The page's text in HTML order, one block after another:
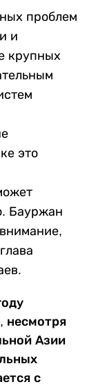
проблем
и
крупных
это
Бауржан
несмотря
Азии
с